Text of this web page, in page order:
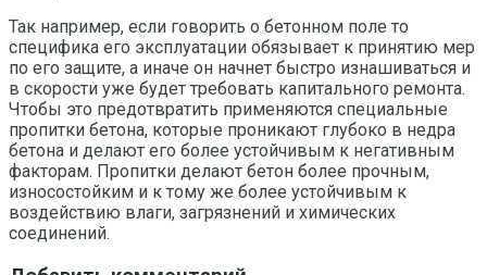
Так например, если говорить о бетонном поле то
специфика его эксплуатации обязывает к принятию мер
по его защите, а иначе он начнет быстро изнашиваться и
в скорости уже будет требовать капитального ремонта.
Чтобы это предотвратить применяются специальные
пропитки бетона, которые проникают глубоко в недра
бетона и делают его более устойчивым к негативным
факторам. Пропитки делают бетон более прочным,
износостойким и к тому же более устойчивым к
воздействию влаги, загрязнений и химических
соединений.